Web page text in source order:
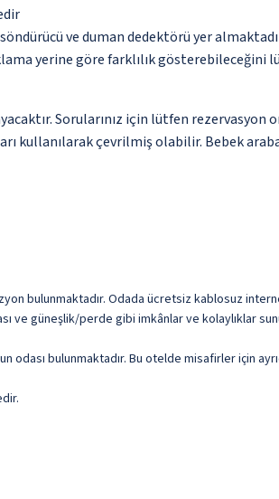
ve duman dedektörü yer
yerine göre farklılık
Sorularınız için lütfen
kullanılarak çevrilmiş olabilir. Bebek
bulunmaktadır. Odada ücretsiz kablosuz
ve güneşlik/perde gibi imkânlar ve kolaylıklar
bulunmaktadır. Bu otelde misafirler için